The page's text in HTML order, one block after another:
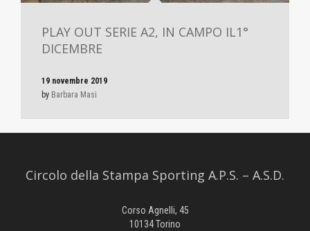
PLAY OUT SERIE A2, IN CAMPO IL1°
DICEMBRE
19 novembre 2019
by Barbara Masi
Circolo della Stampa Sporting A.P.S. – A.S.D.
Corso Agnelli, 45
10134 Torino